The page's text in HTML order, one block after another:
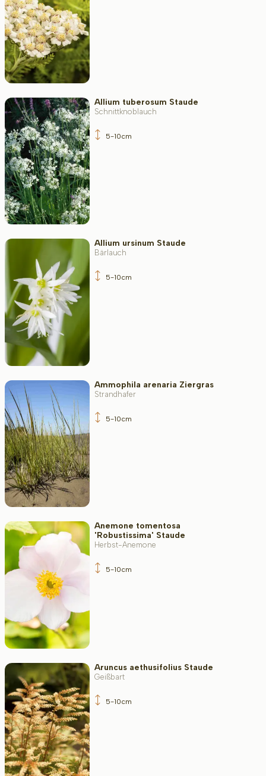
Widerstandsfähigkeit
Immergrün
Duftend
Fruchttragend
Bodenart
Filter toepassen
Allium tuberosum Staude
Schnittknoblauch
5-10cm
Allium ursinum Staude
Bärlauch
5-10cm
Ammophila arenaria Ziergras
Strandhafer
5-10cm
Anemone tomentosa
'Robustissima' Staude
Herbst-Anemone
5-10cm
Aruncus aethusifolius Staude
Geißbart
5-10cm